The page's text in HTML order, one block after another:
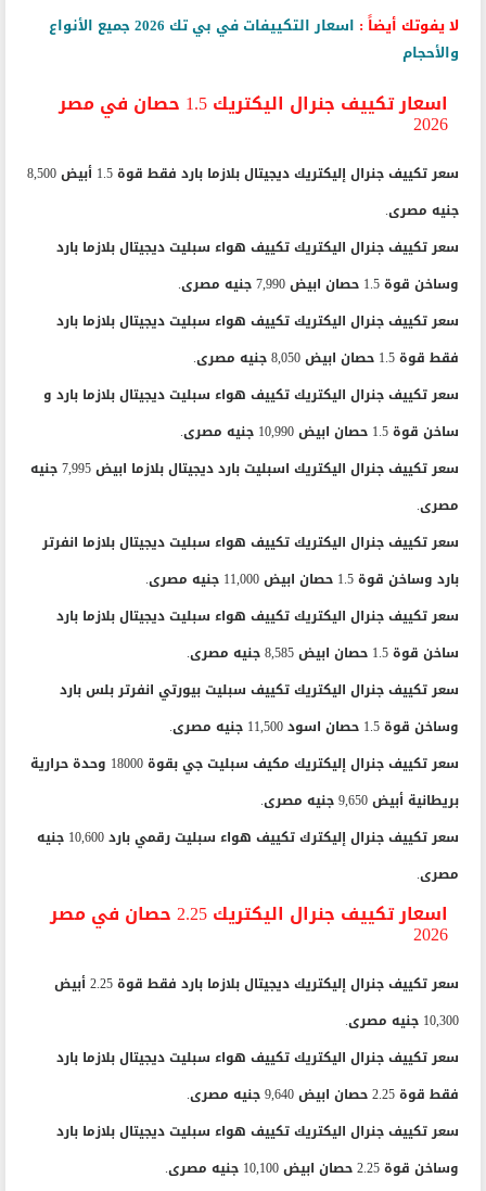
لا يفوتك أيضاً :
اسعار التكييفات في بي تك 2026 جميع الأنواع
والأحجام
اسعار تكييف جنرال اليكتريك 1.5 حصان في مصر
2026
سعر تكييف جنرال إليكتريك ديجيتال بلازما بارد فقط قوة 1.5 أبيض 8,500
جنيه مصرى.
سعر تكييف جنرال اليكتريك تكييف هواء سبليت ديجيتال بلازما بارد
وساخن قوة 1.5 حصان ابيض 7,990 جنيه مصرى.
سعر تكييف جنرال اليكتريك تكييف هواء سبليت ديجيتال بلازما بارد
فقط قوة 1.5 حصان ابيض 8,050 جنيه مصرى.
سعر تكييف جنرال اليكتريك تكييف هواء سبليت ديجيتال بلازما بارد و
ساخن قوة 1.5 حصان ابيض 10,990 جنيه مصرى.
سعر تكييف جنرال اليكتريك اسبليت بارد ديجيتال بلازما ابيض 7,995 جنيه
مصرى.
سعر تكييف جنرال اليكتريك تكييف هواء سبليت ديجيتال بلازما انفرتر
بارد وساخن قوة 1.5 حصان ابيض 11,000 جنيه مصرى.
سعر تكييف جنرال اليكتريك تكييف هواء سبليت ديجيتال بلازما بارد
ساخن قوة 1.5 حصان ابيض 8,585 جنيه مصرى.
سعر تكييف جنرال اليكتريك تكييف سبليت بيورتي انفرتر بلس بارد
وساخن قوة 1.5 حصان اسود 11,500 جنيه مصرى.
سعر تكييف جنرال إليكتريك مكيف سبليت جي بقوة 18000 وحدة حرارية
بريطانية أبيض 9,650 جنيه مصرى.
سعر تكييف جنرال إليكترك تكييف هواء سبليت رقمي بارد 10,600 جنيه
مصرى.
اسعار تكييف جنرال اليكتريك 2.25 حصان في مصر
2026
سعر تكييف جنرال إليكتريك ديجيتال بلازما بارد فقط قوة 2.25 أبيض
10,300 جنيه مصرى.
سعر تكييف جنرال اليكتريك تكييف هواء سبليت ديجيتال بلازما بارد
فقط قوة 2.25 حصان ابيض 9,640 جنيه مصرى.
سعر تكييف جنرال اليكتريك تكييف هواء سبليت ديجيتال بلازما بارد
وساخن قوة 2.25 حصان ابيض 10,100 جنيه مصرى.